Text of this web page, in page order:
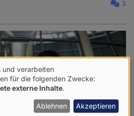
3
und verarbeiten
für die folgenden Zwecke:
externe Inhalte
Ablehnen Akzeptieren